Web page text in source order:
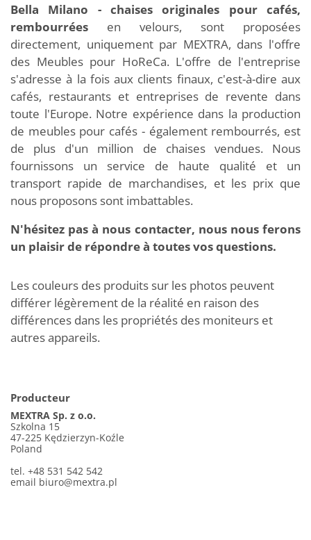
Bella Milano - chaises originales pour cafés,
rembourrées en velours, sont proposées
directement, uniquement par MEXTRA, dans l'offre
des Meubles pour HoReCa. L'offre de l'entreprise
s'adresse à la fois aux clients finaux, c'est-à-dire aux
cafés, restaurants et entreprises de revente dans
toute l'Europe. Notre expérience dans la production
de meubles pour cafés - également rembourrés, est
de plus d'un million de chaises vendues. Nous
fournissons un service de haute qualité et un
transport rapide de marchandises, et les prix que
nous proposons sont imbattables.
N'hésitez pas à nous contacter, nous nous ferons
un plaisir de répondre à toutes vos questions.
Les couleurs des produits sur les photos peuvent
différer légèrement de la réalité en raison des
différences dans les propriétés des moniteurs et
autres appareils.
Producteur
MEXTRA Sp. z o.o.
Szkolna 15
47-225 Kędzierzyn-Koźle
Poland
tel. +48 531 542 542
email biuro@mextra.pl